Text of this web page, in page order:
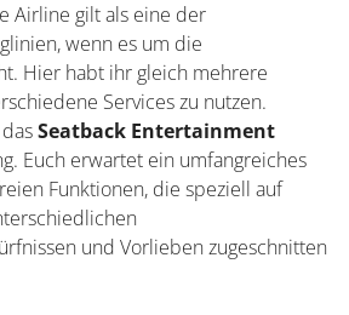
Airline gilt als eine der
wenn es um die
Hier habt ihr gleich mehrere
Services zu nutzen.
dasSeatback Entertainment
Euch erwartet ein umfangreiches
Funktionen, die speziell auf
und Vorlieben zugeschnitten